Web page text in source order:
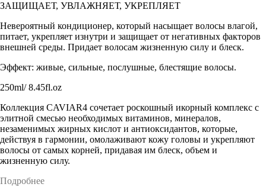
ЗАЩИЩАЕТ, УВЛАЖНЯЕТ, УКРЕПЛЯЕТ
Невероятный кондиционер, который насыщает волосы влагой,
питает, укрепляет изнутри и защищает от негативных факторов
внешней среды. Придает волосам жизненную силу и блеск.
Эффект: живые, сильные, послушные, блестящие волосы.
250ml/ 8.45fl.oz
Коллекция CAVIAR4 сочетает роскошный икорный комплекс с
элитной смесью необходимых витаминов, минералов,
незаменимых жирных кислот и антиоксидантов, которые,
действуя в гармонии, омолаживают кожу головы и укрепляют
волосы от самых корней, придавая им блеск, объем и
жизненную силу.
Подробнее